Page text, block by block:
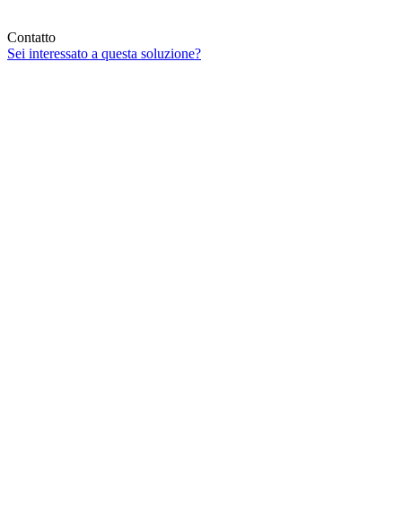
Contatto
Sei interessato a questa soluzione?